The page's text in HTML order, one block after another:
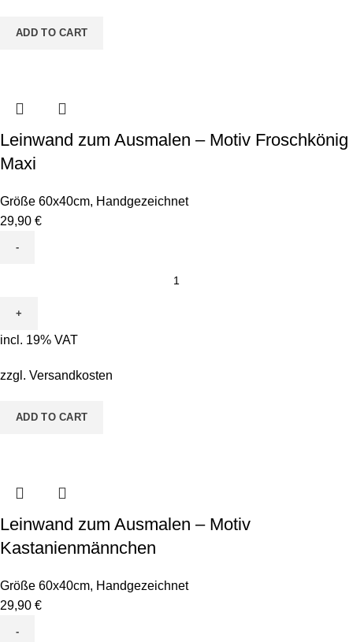
ADD TO CART
Leinwand zum Ausmalen – Motiv Froschkönig
Maxi
Größe 60x40cm, Handgezeichnet
29,90 €
Ausmalen
-
Froschkönig
quantity
incl. 19% VAT
zzgl. Versandkosten
ADD TO CART
Leinwand zum Ausmalen – Motiv
Kastanienmännchen
Größe 60x40cm, Handgezeichnet
29,90 €